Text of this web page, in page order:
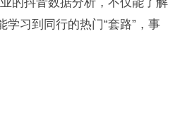
学习到同行的热门“套路”，事